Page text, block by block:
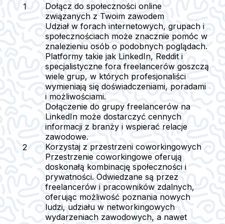
Dołącz do społeczności online
związanych z Twoim zawodem
Udział w forach internetowych, grupach i
społecznościach może znacznie pomóc w
znalezieniu osób o podobnych poglądach.
Platformy takie jak LinkedIn, Reddit i
specjalistyczne fora freelancerów goszczą
wiele grup, w których profesjonaliści
wymieniają się doświadczeniami, poradami
i możliwościami.
Dołączenie do grupy freelancerów na
LinkedIn może dostarczyć cennych
informacji z branży i wspierać relacje
zawodowe.
Korzystaj z przestrzeni coworkingowych
Przestrzenie coworkingowe oferują
doskonałą kombinację społeczności i
prywatności. Odwiedzane są przez
freelancerów i pracowników zdalnych,
oferując możliwość poznania nowych
ludzi, udziału w networkingowych
wydarzeniach zawodowych, a nawet